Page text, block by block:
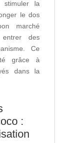
stimuler la
le dos
marché
des
Ce
grâce à
dans la
: